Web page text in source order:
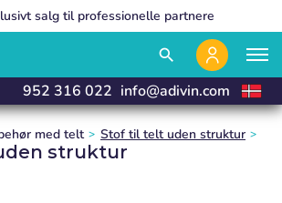
fremstiller og leverer i 24 timer
salg til professionelle partnere
er så lave, fordi vi sælger 100% online
search
952 316 022 info@adivin.com
med telt Stof til telt uden struktur
struktur